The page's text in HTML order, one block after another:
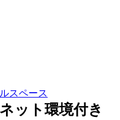
スペース
ット環境付き